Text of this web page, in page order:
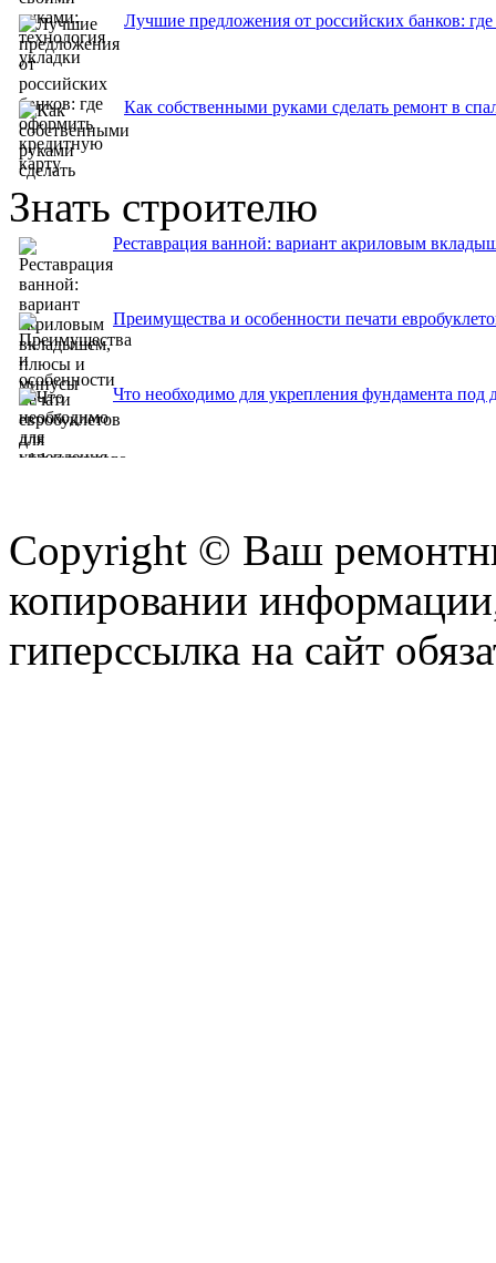
Лучшие предложения от российских банков:
Как собственными руками сделать ремонт в
Знать строителю
Реставрация ванной: вариант акриловым
Преимущества и особенности печати
Что необходимо для укрепления фундамента
Copyright © Ваш
копировании
гиперссылка на сайт